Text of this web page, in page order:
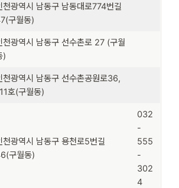
천광역시 남동구 남동대로774번길
구월동)
천광역시 남동구 선수촌로 27 (구월
)
천광역시 남동구 선수촌공원로36,
호(구월동)
천광역시 남동구 용천로5번길
구월동)
032
-
555
-
302
4